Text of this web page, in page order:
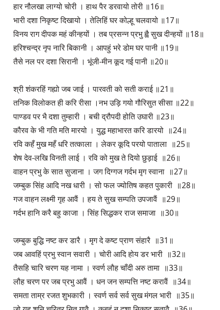
हार नौलखा लाग्यो चोरी । हाथ पैर डरवायो तोरी ॥16॥
भारी दशा निकृष्ट दिखायो । तेलिहिं घर कोल्हू चलवायो ॥17॥
विनय राग दीपक महं कीन्हयों । तब प्रसन्न प्रभु ह्वै सुख दीन्हयों ॥18॥
हरिश्चन्द्र नृप नारि बिकानी । आपहुं भरे डोम घर पानी ॥19॥
तैसे नल पर दशा सिरानी । भूंजी-मीन कूद गई पानी ॥20॥
श्री शंकरहिं गह्यो जब जाई । पारवती को सती कराई ॥21॥
तनिक विलोकत ही करि रीसा ।नभ उड़ि गयो गौरिसुत सीसा ॥22॥
पाण्डव पर भै दशा तुम्हारी । बची द्रौपदी होति उघारी ॥23॥
कौरव के भी गति मति मारयो । युद्ध महाभारत करि डारयो ॥24॥
रवि कहँ मुख महँ धरि तत्काला । लेकर कूदि परयो पाताला ॥25॥
शेष देव-लखि विनती लाई । रवि को मुख ते दियो छुड़ाई ॥26॥
वाहन प्रभु के सात सुजाना । जग दिग्गज गर्दभ मृग स्वाना ॥27॥
जम्बुक सिंह आदि नख धारी । सो फल ज्योतिष कहत पुकारी ॥28॥
गज वाहन लक्ष्मी गृह आवैं । हय ते सुख सम्पति उपजावैं ॥29॥
गर्दभ हानि करै बहु काजा । सिंह सिद्धकर राज समाजा ॥30॥
जम्बुक बुद्धि नष्ट कर डारै । मृग दे कष्ट प्राण संहारै ॥31॥
जब आवहिं प्रभु स्वान सवारी । चोरी आदि होय डर भारी ॥32॥
तैसहि चारि चरण यह नामा । स्वर्ण लौह चाँदी अरु तामा ॥33॥
लौह चरण पर जब प्रभु आवैं । धन जन सम्पत्ति नष्ट करावैं ॥34॥
समता ताम्र रजत शुभकारी । स्वर्ण सर्व सर्व सुख मंगल भारी ॥35॥